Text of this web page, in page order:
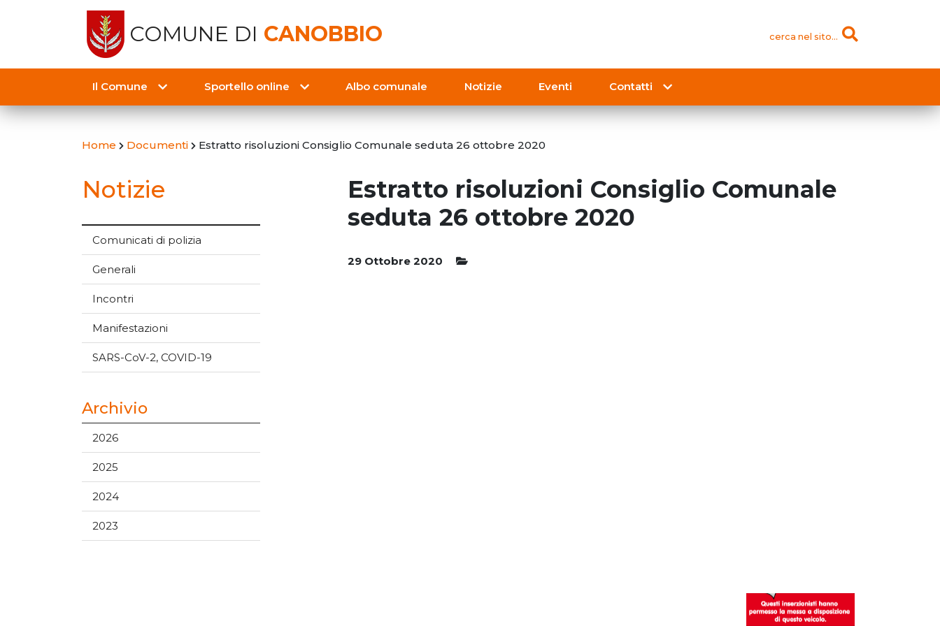
COMUNE DI CANOBBIO cerca nel sito...
Il Comune Sportello online Albo comunale Notizie Eventi Contatti
Home Documenti Estratto risoluzioni Consiglio Comunale seduta 26 ottobre 2020
Notizie
Comunicati di polizia
Generali
Incontri
Manifestazioni
SARS-CoV-2, COVID-19
Archivio
2026
2025
2024
2023
Estratto risoluzioni Consiglio Comunale
seduta 26 ottobre 2020
29 Ottobre 2020